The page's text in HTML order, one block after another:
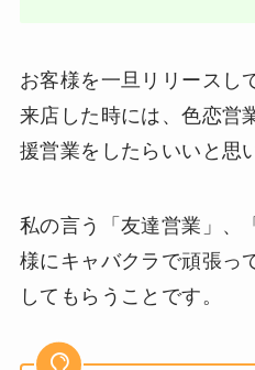
お客様を一旦リリースし
来店した時には、色恋営
援営業をしたらいいと思
私の言う「友達営業」、
様にキャバクラで頑張っ
してもらうことです。